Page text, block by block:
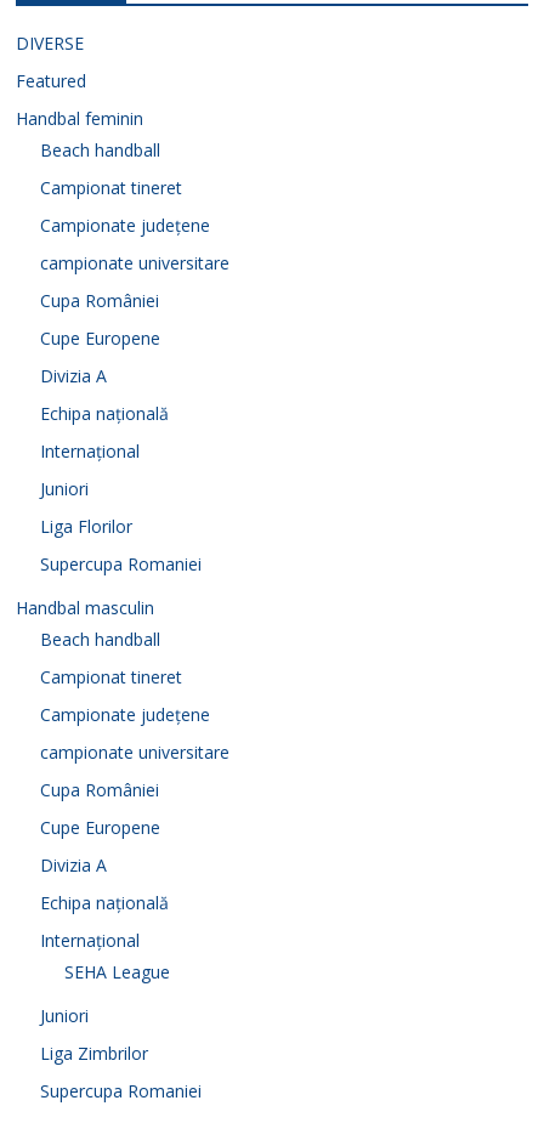
DIVERSE
Featured
Handbal feminin
Beach handball
Campionat tineret
Campionate județene
campionate universitare
Cupa României
Cupe Europene
Divizia A
Echipa națională
Internațional
Juniori
Liga Florilor
Supercupa Romaniei
Handbal masculin
Beach handball
Campionat tineret
Campionate județene
campionate universitare
Cupa României
Cupe Europene
Divizia A
Echipa națională
Internațional
SEHA League
Juniori
Liga Zimbrilor
Supercupa Romaniei